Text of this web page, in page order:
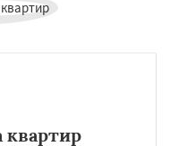
квартир